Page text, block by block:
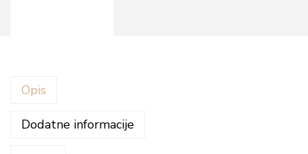
t
Opis
Dodatne informacije